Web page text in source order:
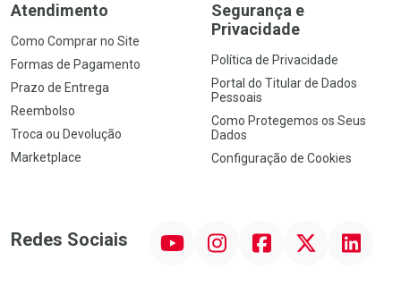
Atendimento
Como Comprar no Site
Formas de Pagamento
Prazo de Entrega
Reembolso
Troca ou Devolução
Marketplace
Segurança e
Privacidade
Política de Privacidade
Portal do Titular de Dados
Pessoais
Como Protegemos os Seus
Dados
Configuração de Cookies
Redes Sociais InstagramFacebookTwitter Linkedin